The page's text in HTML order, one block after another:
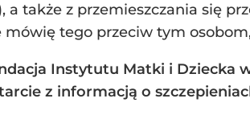
a także z przemieszczania się
mówię tego przeciw tym
Instytutu Matki i Dziecka
z informacją o